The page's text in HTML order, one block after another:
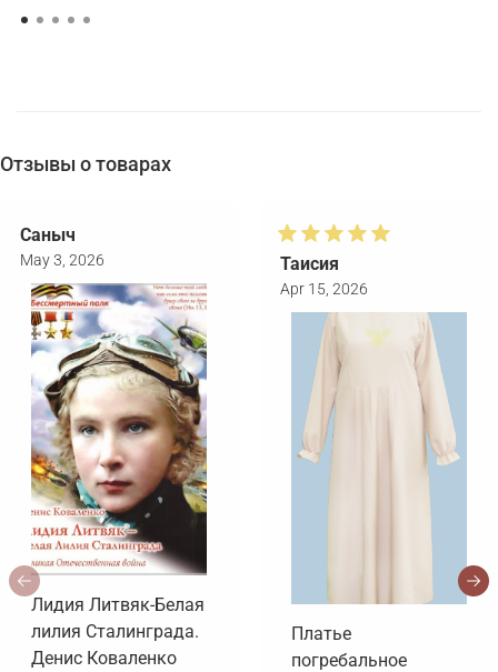
Отзывы о товарах
Саныч
May 3, 2026
Лидия Литвяк-Белая
лилия Сталинграда.
Денис Коваленко
Таисия
Apr 15, 2026
Платье
погребальное